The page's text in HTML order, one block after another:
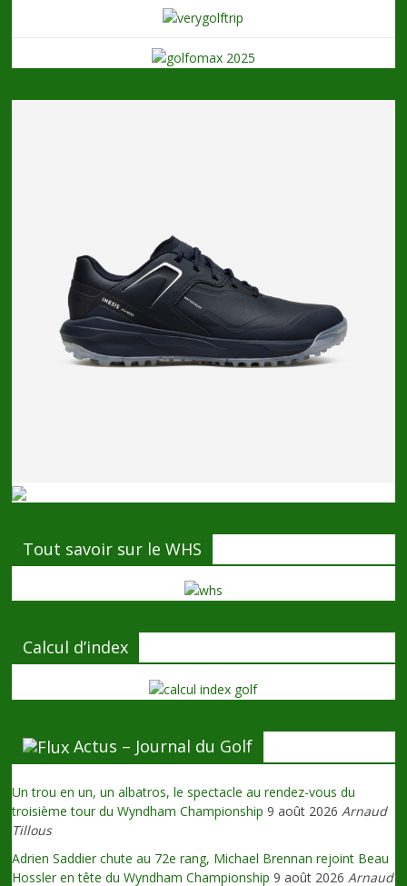
Tout savoir sur le WHS
Calcul d’index
Actus – Journal du Golf
Un trou en un, un albatros, le spectacle au rendez-vous du
troisième tour du Wyndham Championship 9 août 2026 Arnaud
Tillous
Adrien Saddier chute au 72e rang, Michael Brennan rejoint Beau
Hossler en tête du Wyndham Championship 9 août 2026 Arnaud